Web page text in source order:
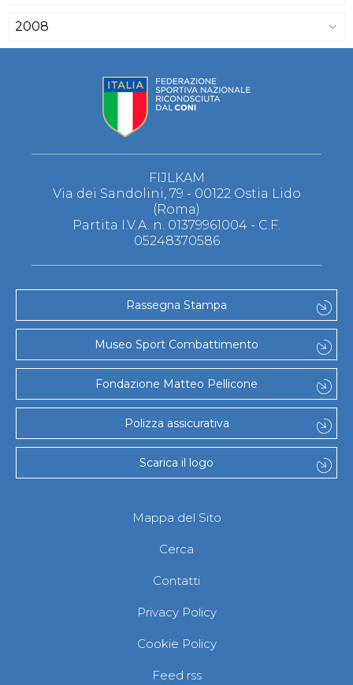
2008
FIJLKAM
Via dei Sandolini, 79 - 00122 Ostia Lido
(Roma)
Partita I.V.A. n. 01379961004 - C.F.
05248370586
Rassegna Stampa
Museo Sport Combattimento
Fondazione Matteo Pellicone
Polizza assicurativa
Scarica il logo
Mappa del Sito
Cerca
Contatti
Privacy Policy
Cookie Policy
Feed rss